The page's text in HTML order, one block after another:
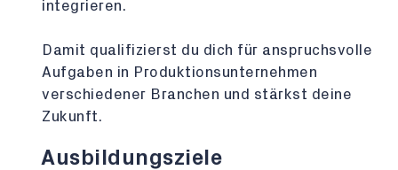
integrieren.
Damit qualifizierst du dich für anspruchsvolle
Aufgaben in Produktionsunternehmen
verschiedener Branchen und stärkst deine
Zukunft.
Ausbildungsziele